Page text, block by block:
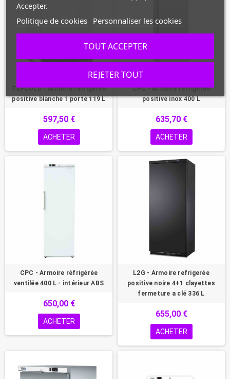
TEFCOLD - Armoire réfrigérée
positive blanche 1 porte 119 L
597,50 €
ACHETER
CPC - Armoire réfrigérée
positive inox 400 L
635,70 €
ACHETER
CPC - Armoire réfrigérée
ventilée 400 L - intérieur ABS
650,00 €
ACHETER
L2G - Armoire refrigerée
positive noire 4+1 clayettes
fermeture a clé 336 L
655,00 €
ACHETER
Accepter.
Politique de cookies Personnaliser les cookies
REJETER TOUT
TOUT ACCEPTER